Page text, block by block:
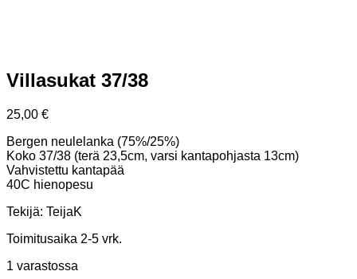
Villasukat 37/38
25,00 €
Bergen neulelanka (75%/25%)
Koko 37/38 (terä 23,5cm, varsi kantapohjasta 13cm)
Vahvistettu kantapää
40C hienopesu
Tekijä: TeijaK
Toimitusaika 2-5 vrk.
1 varastossa